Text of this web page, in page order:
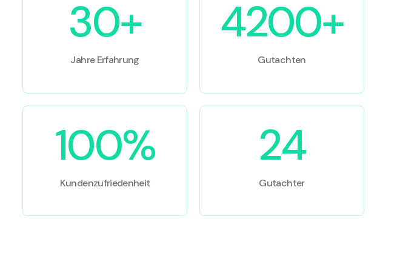
30+
Jahre Erfahrung
4200+
Gutachten
100%
Kundenzufriedenheit
24
Gutachter